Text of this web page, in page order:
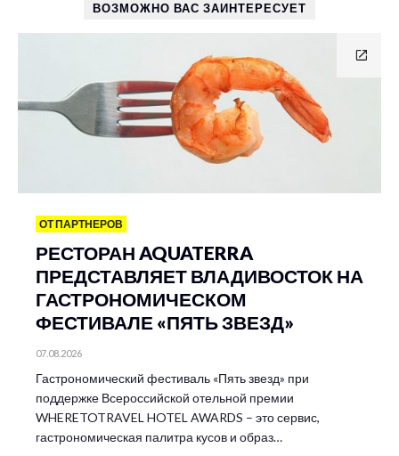
ВОЗМОЖНО ВАС ЗАИНТЕРЕСУЕТ
ОТ ПАРТНЕРОВ
РЕСТОРАН AQUATERRA
ПРЕДСТАВЛЯЕТ ВЛАДИВОСТОК НА
ГАСТРОНОМИЧЕСКОМ
ФЕСТИВАЛЕ «ПЯТЬ ЗВЕЗД»
07.08.2026
Гастрономический фестиваль «Пять звезд» при
поддержке Всероссийской отельной премии
WHERETOTRAVEL HOTEL AWARDS – это сервис,
гастрономическая палитра кусов и образ…